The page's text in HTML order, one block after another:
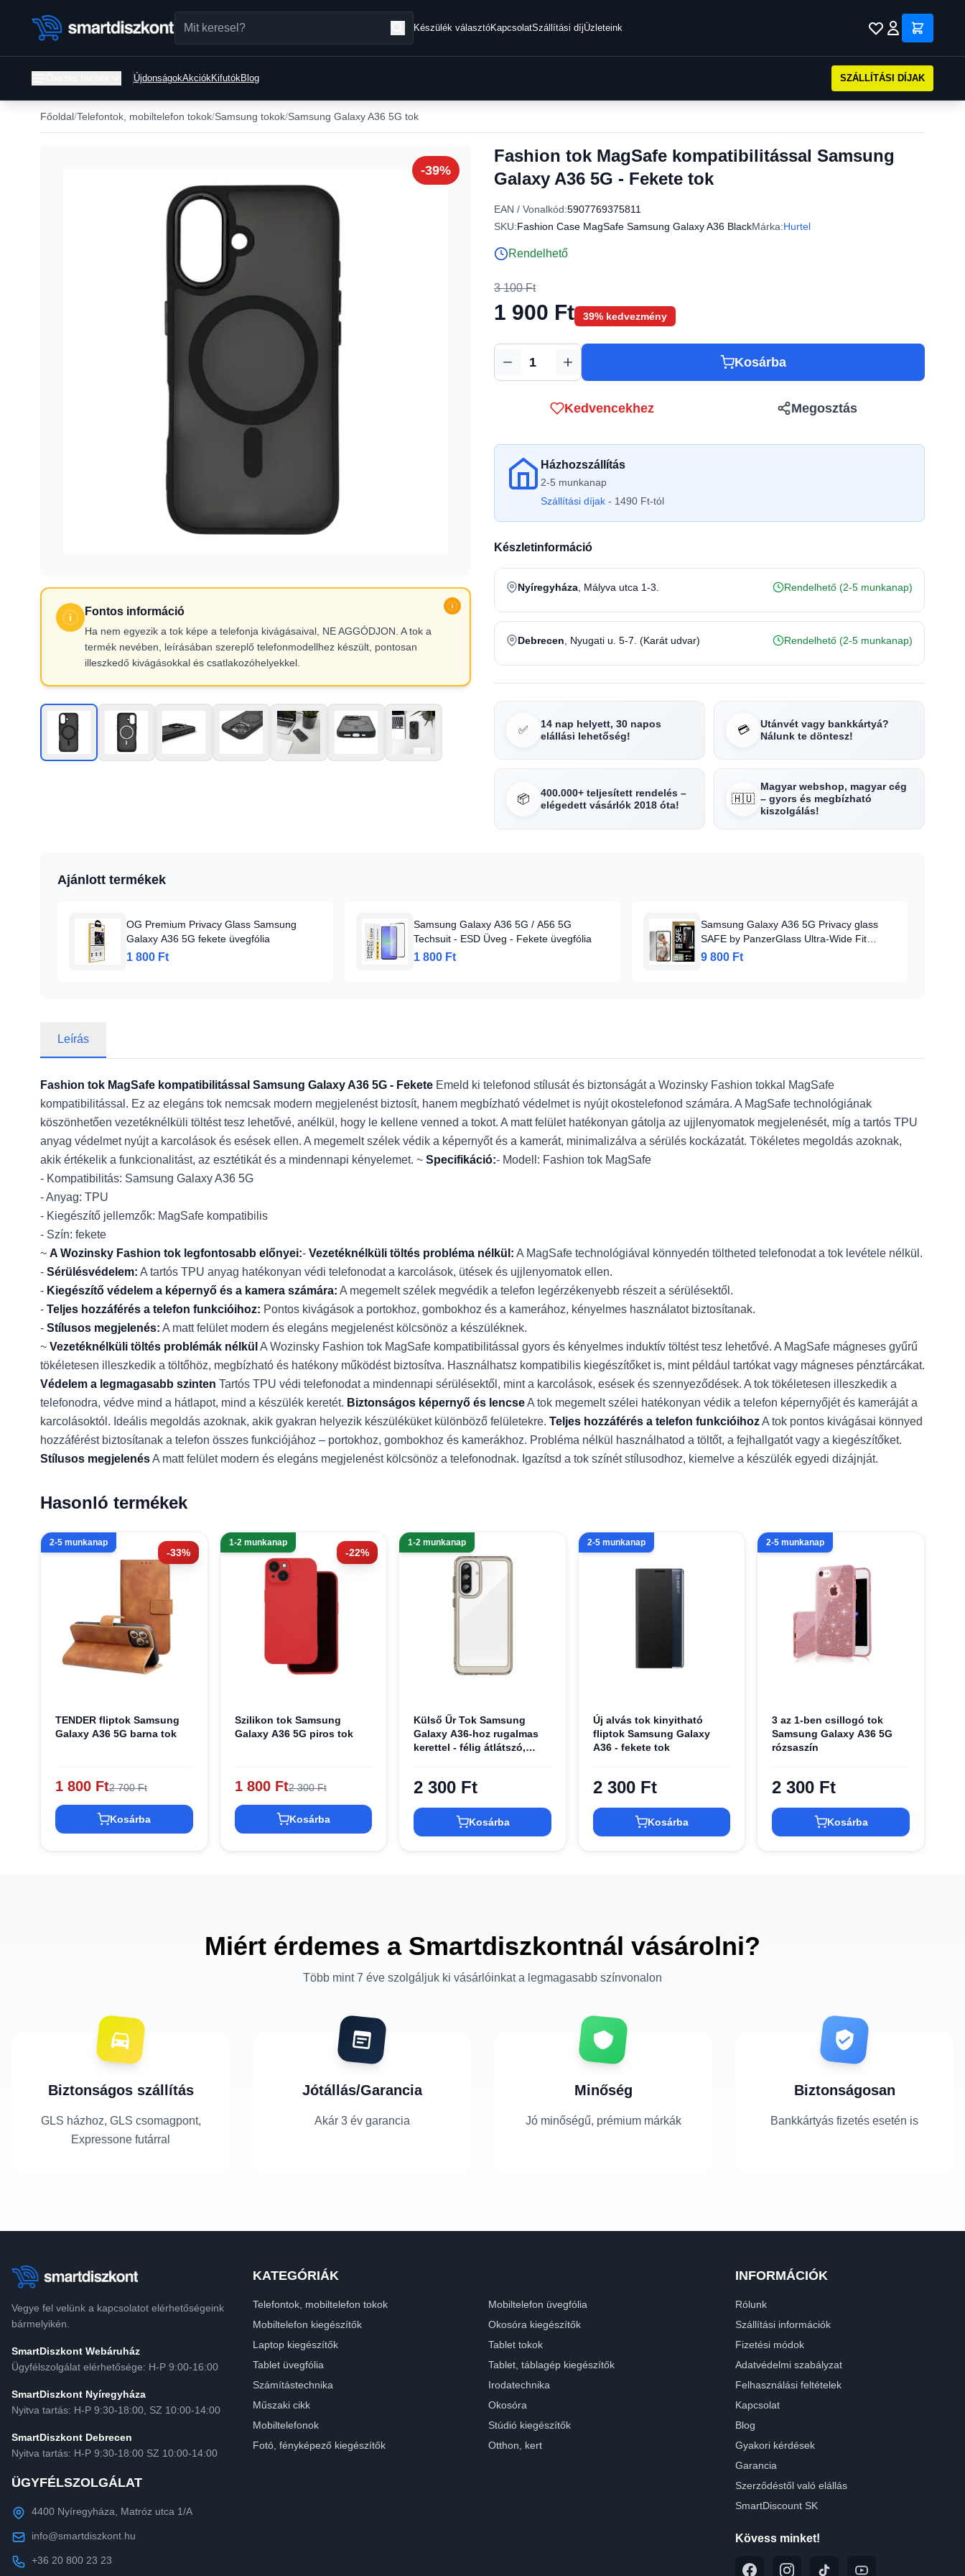
Készülék választóKapcsolatSzállítási díjÜzleteink
ÚjdonságokAkciókKifutókBlog SZÁLLÍTÁSI DÍJAK
Főoldal Telefontok, mobiltelefon tokok Samsung tokok Samsung Galaxy A36 5G tok
Fontos információ
Ha nem egyezik a tok képe a telefonja kivágásaival, NE AGGÓDJON. A tok a
termék nevében, leírásában szereplő telefonmodellhez készült, pontosan
illeszkedő kivágásokkal és csatlakozóhelyekkel.
-39%
Fashion tok MagSafe kompatibilitással Samsung
Galaxy A36 5G - Fekete tok
EAN / Vonalkód:5907769375811
SKU:Fashion Case MagSafe Samsung Galaxy A36 BlackMárka:Hurtel
Rendelhető
3 100 Ft
1 900 Ft 39% kedvezmény
Mennyiség Kosárba
Kedvencekhez Megosztás
Házhozszállítás
2-5 munkanap
Szállítási díjak - 1490 Ft-tól
Készletinformáció
Nyíregyháza , Mályva utca 1-3. Rendelhető (2-5 munkanap)
Debrecen , Nyugati u. 5-7. (Karát udvar) Rendelhető (2-5 munkanap)
✅
14 nap helyett, 30 napos
elállási lehetőség!
💳
Utánvét vagy bankkártyá?
Nálunk te döntesz!
📦
400.000+ teljesített rendelés –
elégedett vásárlók 2018 óta!
🇭🇺
Magyar webshop, magyar cég
– gyors és megbízható
kiszolgálás!
Ajánlott termékek
OG Premium Privacy Glass Samsung
Galaxy A36 5G fekete üvegfólia
1 800 Ft
Samsung Galaxy A36 5G / A56 5G
Techsuit - ESD Üveg - Fekete üvegfólia
1 800 Ft
Samsung Galaxy A36 5G Privacy glass
SAFE by PanzerGlass Ultra-Wide Fit
üvegfólia
9 800 Ft
Leírás
Fashion tok MagSafe kompatibilitással Samsung Galaxy A36 5G - Fekete Emeld ki telefonod stílusát és biztonságát a Wozinsky Fashion tokkal MagSafe
kompatibilitással. Ez az elegáns tok nemcsak modern megjelenést biztosít, hanem megbízható védelmet is nyújt okostelefonod számára. A MagSafe technológiának
köszönhetően vezetéknélküli töltést tesz lehetővé, anélkül, hogy le kellene venned a tokot. A matt felület hatékonyan gátolja az ujjlenyomatok megjelenését, míg a tartós TPU
anyag védelmet nyújt a karcolások és esések ellen. A megemelt szélek védik a képernyőt és a kamerát, minimalizálva a sérülés kockázatát. Tökéletes megoldás azoknak,
akik értékelik a funkcionalitást, az esztétikát és a mindennapi kényelemet. ~ Specifikáció:- Modell: Fashion tok MagSafe
- Kompatibilitás: Samsung Galaxy A36 5G
- Anyag: TPU
- Kiegészítő jellemzők: MagSafe kompatibilis
- Szín: fekete
~ A Wozinsky Fashion tok legfontosabb előnyei:- Vezetéknélküli töltés probléma nélkül: A MagSafe technológiával könnyedén töltheted telefonodat a tok levétele nélkül.
- Sérülésvédelem: A tartós TPU anyag hatékonyan védi telefonodat a karcolások, ütések és ujjlenyomatok ellen.
- Kiegészítő védelem a képernyő és a kamera számára: A megemelt szélek megvédik a telefon legérzékenyebb részeit a sérülésektől.
- Teljes hozzáférés a telefon funkcióihoz: Pontos kivágások a portokhoz, gombokhoz és a kamerához, kényelmes használatot biztosítanak.
- Stílusos megjelenés: A matt felület modern és elegáns megjelenést kölcsönöz a készüléknek.
~ Vezetéknélküli töltés problémák nélkül A Wozinsky Fashion tok MagSafe kompatibilitással gyors és kényelmes induktív töltést tesz lehetővé. A MagSafe mágneses gyűrű
tökéletesen illeszkedik a töltőhöz, megbízható és hatékony működést biztosítva. Használhatsz kompatibilis kiegészítőket is, mint például tartókat vagy mágneses pénztárcákat.
Védelem a legmagasabb szinten Tartós TPU védi telefonodat a mindennapi sérülésektől, mint a karcolások, esések és szennyeződések. A tok tökéletesen illeszkedik a
telefonodra, védve mind a hátlapot, mind a készülék keretét. Biztonságos képernyő és lencseA tok megemelt szélei hatékonyan védik a telefon képernyőjét és kameráját a
karcolásoktól. Ideális megoldás azoknak, akik gyakran helyezik készüléküket különböző felületekre. Teljes hozzáférés a telefon funkcióihozA tok pontos kivágásai könnyed
hozzáférést biztosítanak a telefon összes funkciójához – portokhoz, gombokhoz és kamerákhoz. Probléma nélkül használhatod a töltőt, a fejhallgatót vagy a kiegészítőket.
Stílusos megjelenésA matt felület modern és elegáns megjelenést kölcsönöz a telefonodnak. Igazítsd a tok színét stílusodhoz, kiemelve a készülék egyedi dizájnját.
Hasonló termékek
-33%
2-5 munkanap
TENDER fliptok Samsung
Galaxy A36 5G barna tok
1 800 Ft2 700 Ft
Kosárba
-22%
1-2 munkanap
Szilikon tok Samsung
Galaxy A36 5G piros tok
1 800 Ft2 300 Ft
Kosárba
1-2 munkanap
Külső Űr Tok Samsung
Galaxy A36-hoz rugalmas
kerettel - félig átlátszó,
2 300 Ft
Kosárba
2-5 munkanap
Új alvás tok kinyitható
fliptok Samsung Galaxy
A36 - fekete tok
2 300 Ft
Kosárba
2-5 munkanap
3 az 1-ben csillogó tok
Samsung Galaxy A36 5G
rózsaszín
2 300 Ft
Kosárba
Miért érdemes a Smartdiszkontnál vásárolni?
Több mint 7 éve szolgáljuk ki vásárlóinkat a legmagasabb színvonalon
Biztonságos szállítás
GLS házhoz, GLS csomagpont,
Expressone futárral
Jótállás/Garancia
Akár 3 év garancia
Minőség
Jó minőségű, prémium márkák
Biztonságosan
Bankkártyás fizetés esetén is
Vegye fel velünk a kapcsolatot elérhetőségeink
bármelyikén.
SmartDiszkont Webáruház
Ügyfélszolgálat elérhetősége: H-P 9:00-16:00
SmartDiszkont Nyíregyháza
Nyitva tartás: H-P 9:30-18:00, SZ 10:00-14:00
SmartDiszkont Debrecen
Nyitva tartás: H-P 9:30-18:00 SZ 10:00-14:00
ÜGYFÉLSZOLGÁLAT
4400 Nyíregyháza, Matróz utca 1/A
info@smartdiszkont.hu
+36 20 800 23 23
KATEGÓRIÁK
Telefontok, mobiltelefon tokok
Mobiltelefon üvegfólia
Mobiltelefon kiegészítők
Okosóra kiegészítők
Laptop kiegészítők
Tablet tokok
Tablet üvegfólia
Tablet, táblagép kiegészítők
Számítástechnika
Irodatechnika
Műszaki cikk
Okosóra
Mobiltelefonok
Stúdió kiegészítők
Fotó, fényképező kiegészítők
Otthon, kert
INFORMÁCIÓK
Rólunk
Szállítási információk
Fizetési módok
Adatvédelmi szabályzat
Felhasználási feltételek
Kapcsolat
Blog
Gyakori kérdések
Garancia
Szerződéstől való elállás
SmartDiscount SK
Kövess minket!